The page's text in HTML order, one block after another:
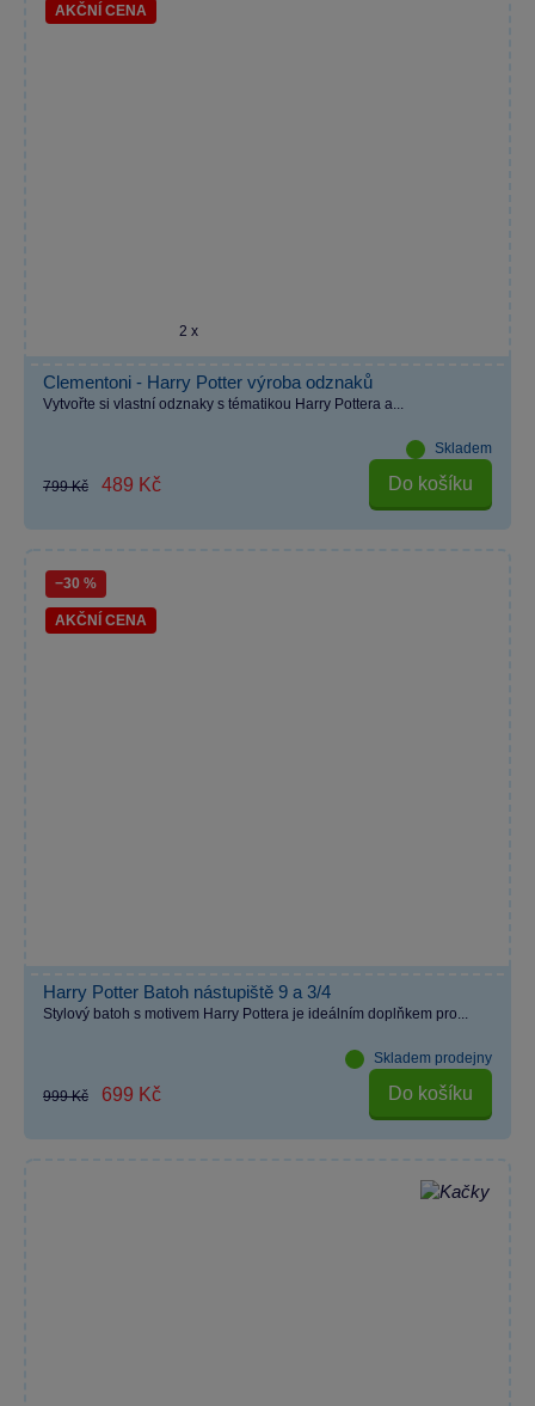
AKČNÍ CENA
2 x
Clementoni - Harry Potter výroba odznaků
Vytvořte si vlastní odznaky s tématikou Harry Pottera a...
Skladem
799 Kč 489 Kč Do košíku
−30 %
AKČNÍ CENA
Harry Potter Batoh nástupiště 9 a 3/4
Stylový batoh s motivem Harry Pottera je ideálním doplňkem pro...
Skladem prodejny
999 Kč 699 Kč Do košíku